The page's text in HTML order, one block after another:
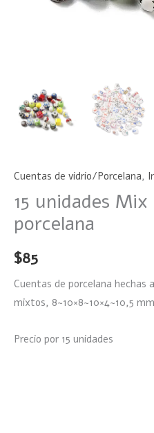
Cuentas de vidrio/Porcelana,
15 unidades
porcelana
$85
Cuentas de porcelana
mixtos, 8~10×8~10×4~10,5
Precio por 15 unidades